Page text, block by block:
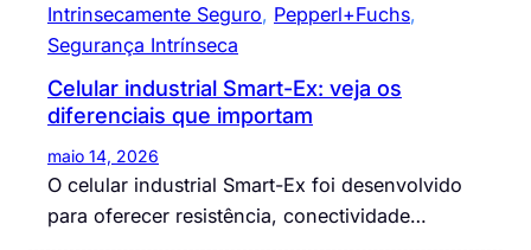
Intrinsecamente Seguro, Pepperl+Fuchs
Segurança Intrínseca
Celular industrial Smart-Ex: veja os
diferenciais que importam
maio 14, 2026
O celular industrial Smart-Ex foi desenvolvido
para oferecer resistência, conectividade…